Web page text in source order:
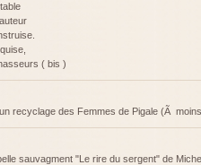
( bis )
recyclage des Femmes de Pigale (Ã
sauvagment "Le rire du sergent" de